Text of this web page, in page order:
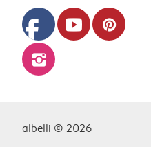
facebook youtube pinterest
instagram
albelli © 2026